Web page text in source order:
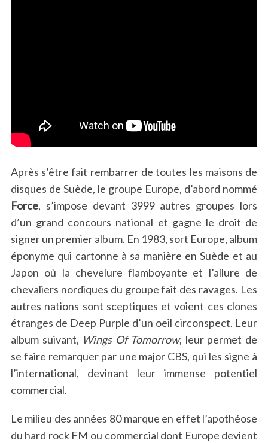
Après s’être fait rembarrer de toutes les maisons de
disques de Suède, le groupe Europe, d’abord nommé
Force, s’impose devant 3999 autres groupes lors
d’un grand concours national et gagne le droit de
signer un premier album. En 1983, sort Europe, album
éponyme qui cartonne à sa manière en Suède et au
Japon où la chevelure flamboyante et l’allure de
chevaliers nordiques du groupe fait des ravages. Les
autres nations sont sceptiques et voient ces clones
étranges de Deep Purple d’un oeil circonspect. Leur
album suivant, Wings Of Tomorrow, leur permet de
se faire remarquer par une major CBS, qui les signe à
l’international, devinant leur immense potentiel
commercial.
Le milieu des années 80 marque en effet l’apothéose
du hard rock FM ou commercial dont Europe devient